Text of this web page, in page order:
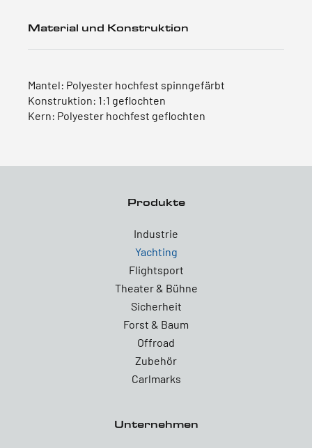
Material und Konstruktion
Mantel: Polyester hochfest spinngefärbt
Konstruktion: 1:1 geflochten
Kern: Polyester hochfest geflochten
Produkte
Industrie
Yachting
Flightsport
Theater & Bühne
Sicherheit
Forst & Baum
Offroad
Zubehör
Carlmarks
Unternehmen